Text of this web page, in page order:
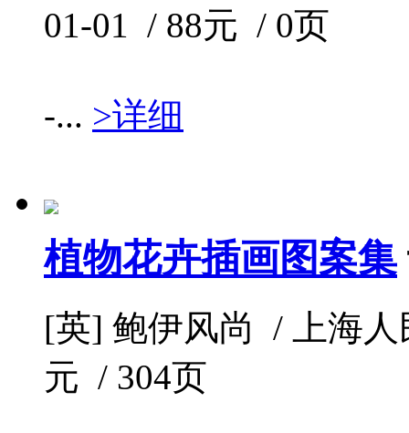
01-01 / 88元 / 0页
-... >详细
植物花卉插画图案集
[英] 鲍伊风尚 / 上海
元 / 304页